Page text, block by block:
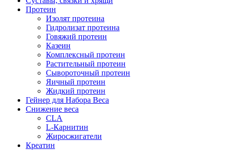
Протеин
Изолят протеина
Гидролизат протеина
Говяжий протеин
Казеин
Комплексный протеин
Растительный протеин
Сывороточный протеин
Яичный протеин
Жидкий протеин
Гейнер для Набора Веса
Снижение веса
CLA
L-Карнитин
Жиросжигатели
Креатин